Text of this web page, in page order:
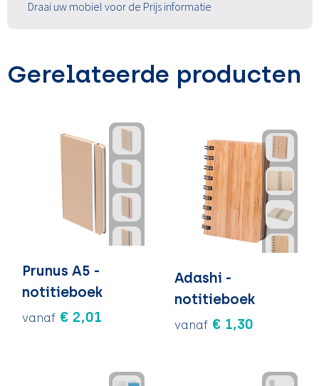
Draai uw mobiel voor de Prijs informatie
Gerelateerde producten
Prunus A5 -
notitieboek
vanaf € 2,01
Adashi -
notitieboek
vanaf € 1,30